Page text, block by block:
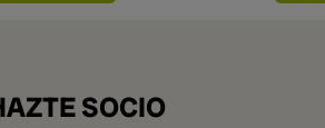
SOCIO